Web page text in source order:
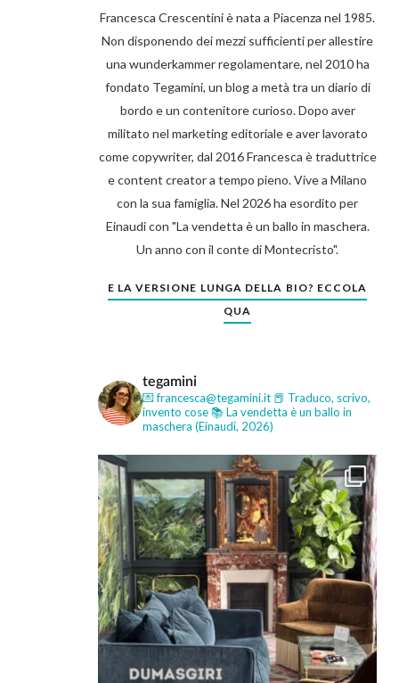
Francesca Crescentini è nata a Piacenza nel 1985.
Non disponendo dei mezzi sufficienti per allestire
una wunderkammer regolamentare, nel 2010 ha
fondato Tegamini, un blog a metà tra un diario di
bordo e un contenitore curioso. Dopo aver
militato nel marketing editoriale e aver lavorato
come copywriter, dal 2016 Francesca è traduttrice
e content creator a tempo pieno. Vive a Milano
con la sua famiglia. Nel 2026 ha esordito per
Einaudi con "La vendetta è un ballo in maschera.
Un anno con il conte di Montecristo".
E LA VERSIONE LUNGA DELLA BIO? ECCOLA
QUA
tegamini
💌 francesca@tegamini.it 📕 Traduco, scrivo,
invento cose📚 La vendetta è un ballo in
maschera (Einaudi, 2026)